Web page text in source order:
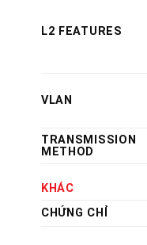
L2 FEATURES
VLAN
TRANSMISSION
METHOD
KHÁC
CHỨNG CHỈ